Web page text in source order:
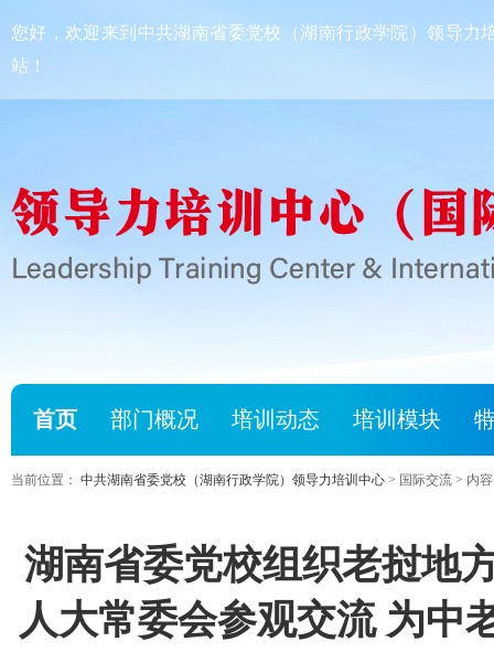
您好，欢迎来到中共湖南省委党校（湖南行政学院）领导力
站！
首页 部门概况 培训动态 培训模块
当前位置： 中共湖南省委党校（湖南行政学院）领导力培训中心> 国际交流 > 内容
湖南省委党校组织老挝地
人大常委会参观交流 为中